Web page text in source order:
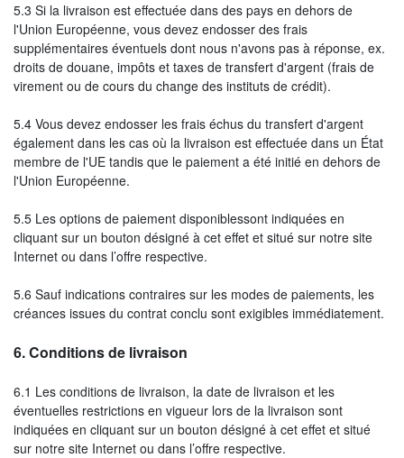
5.3 Si la livraison est effectuée dans des pays en dehors de
l'Union Européenne, vous devez endosser des frais
supplémentaires éventuels dont nous n'avons pas à réponse, ex.
droits de douane, impôts et taxes de transfert d'argent (frais de
virement ou de cours du change des instituts de crédit).
5.4 Vous devez endosser les frais échus du transfert d'argent
également dans les cas où la livraison est effectuée dans un État
membre de l'UE tandis que le paiement a été initié en dehors de
l'Union Européenne.
5.5 Les options de paiement disponiblessont indiquées en
cliquant sur un bouton désigné à cet effet et situé sur notre site
Internet ou dans l’offre respective.
5.6 Sauf indications contraires sur les modes de paiements, les
créances issues du contrat conclu sont exigibles immédiatement.
6.Conditions de livraison
6.1 Les conditions de livraison, la date de livraison et les
éventuelles restrictions en vigueur lors de la livraison sont
indiquées en cliquant sur un bouton désigné à cet effet et situé
sur notre site Internet ou dans l’offre respective.